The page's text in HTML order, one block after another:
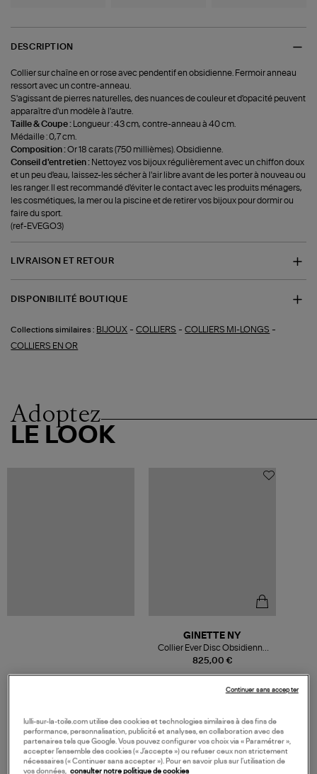
DESCRIPTION
Collier sur chaîne en or rose avec pendentif en obsidienne. Fermoir anneau
ressort avec un contre-anneau.
S'agissant de pierres naturelles, des nuances de couleur et d'opacité peuvent
apparaître d'un modèle à l'autre.
Taille & Coupe :
Longueur : 43 cm, contre-anneau à 40 cm.
Médaille : 0,7 cm.
Composition :Or 18 carats (750 millièmes). Obsidienne.
Conseil d'entretien : Nettoyez vos bijoux régulièrement avec un chiffon doux
et un peu d'eau, laissez-les sécher à l'air libre avant de les porter à nouveau ou
les ranger. Il est recommandé d'éviter le contact avec les produits ménagers,
les cosmétiques, la mer ou la piscine et de retirer vos bijoux pour dormir ou
faire du sport.
(ref-EVEGO3)
LIVRAISON ET RETOUR
DISPONIBILITÉ BOUTIQUE
Collections similaires : BIJOUX -COLLIERS -COLLIERS MI-LONGS -
COLLIERS EN OR
Adoptez
LE LOOK
825,00 €
GINETTE NY
Collier Ever Disc Obsidienne
Or Rose
VOS DERNIERS PRODUITS VUS
lulli-sur-la-toile.com utilise des cookies et technologies similaires à des fins de
performance, personnalisation, publicité et analyses, en collaboration avec des
partenaires tels que Google. Vous pouvez configurer vos choix via « Paramétrer »,
accepter l’ensemble des cookies (« J’accepte ») ou refuser ceux non strictement
nécessaires (« Continuer sans accepter »). Pour en savoir plus sur l’utilisation de
vos données, consulter notre politique de cookies
Continuer sans accepter